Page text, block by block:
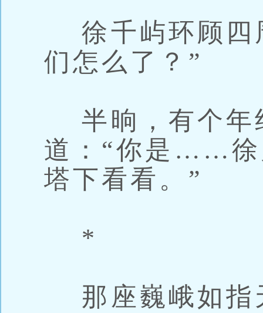
徐千屿环顾四
们怎么了？”
半晌，有个年
道：“你是……徐
塔下看看。”
*
那座巍峨如指